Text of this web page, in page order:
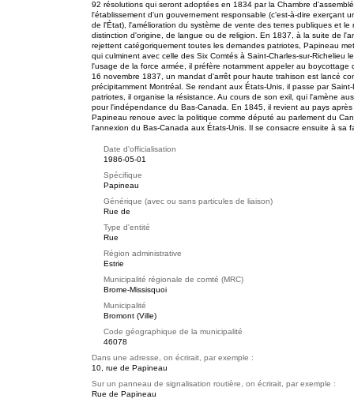
92 résolutions qui seront adoptées en 1834 par la Chambre
l'établissement d'un gouvernement responsable (c'est-à-dire exerçant
de l'État), l'amélioration du système de vente des terres publiques et
distinction d'origine, de langue ou de religion. En 1837, à la suite de
rejettent catégoriquement toutes les demandes patriotes, Papineau
qui culminent avec celle des Six Comtés à Saint-Charles-sur-Richelieu
l'usage de la force armée, il préfère notamment appeler au
16 novembre 1837, un mandat d'arrêt pour haute trahison est lancé
précipitamment Montréal. Se rendant aux États-Unis, il passe par
patriotes, il organise la résistance. Au cours de son exil, qui l'amène
pour l'indépendance du Bas-Canada. En 1845, il revient au pays
Papineau renoue avec la politique comme député au parlement du
l'annexion du Bas-Canada aux États-Unis. Il se consacre ensuite à sa
Date d'officialisation
1986-05-01
Spécifique
Papineau
Générique (avec ou sans particules de liaison)
Rue de
Type d'entité
Rue
Région administrative
Estrie
Municipalité régionale de comté (MRC)
Brome-Missisquoi
Municipalité
Bromont (Ville)
Code géographique de la municipalité
46078
Dans une adresse, on écrirait, par exemple :
10, rue de Papineau
Sur un panneau de signalisation routière, on écrirait, par exemple :
Rue de Papineau